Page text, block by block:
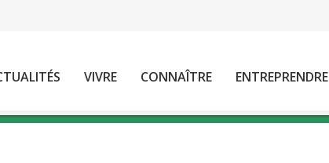
VIVRE CONNAÎTRE ENTREPRENDRE